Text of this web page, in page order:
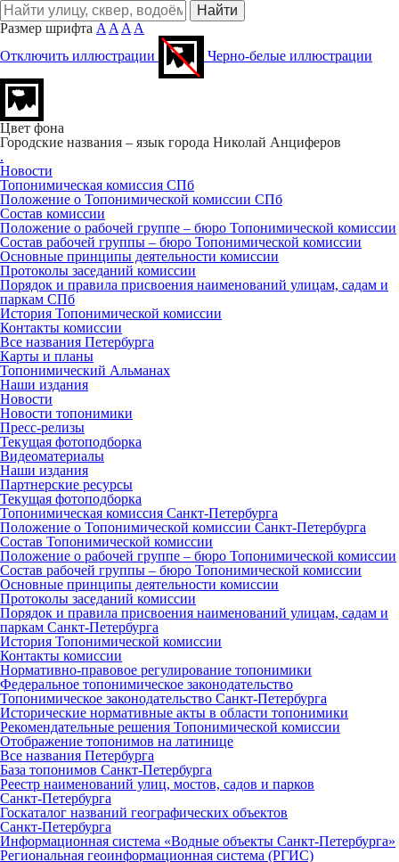
Размер шрифта A A A A
Отключить иллюстрации
Черно-белые иллюстрации
Цвет фона
Городские названия – язык города Николай Анциферов
.
Новости
Топонимическая комиссия СПб
Положение о Топонимической комиссии СПб
Состав комиссии
Положение о рабочей группе – бюро Топонимической комиссии
Состав рабочей группы – бюро Топонимической комиссии
Основные принципы деятельности комиссии
Протоколы заседаний комиссии
Порядок и правила присвоения наименований улицам, садам и
паркам СПб
История Топонимической комиссии
Контакты комиссии
Все названия Петербурга
Карты и планы
Топонимический Альманах
Наши издания
Новости
Новости топонимики
Пресс‑релизы
Текущая фотоподборка
Видеоматериалы
Наши издания
Партнерские ресурсы
Текущая фотоподборка
Топонимическая комиссия Санкт‑Петербурга
Положение о Топонимической комиссии Санкт‑Петербурга
Состав Топонимической комиссии
Положение о рабочей группе – бюро Топонимической комиссии
Состав рабочей группы – бюро Топонимической комиссии
Основные принципы деятельности комиссии
Протоколы заседаний комиссии
Порядок и правила присвоения наименований улицам, садам и
паркам Санкт‑Петербурга
История Топонимической комиссии
Контакты комиссии
Нормативно‑правовое регулирование топонимики
Федеральное топонимическое законодательство
Топонимическое законодательство Санкт‑Петербурга
Исторические нормативные акты в области топонимики
Рекомендательные решения Топонимической комиссии
Отображение топонимов на латинице
Все названия Петербурга
База топонимов Санкт‑Петербурга
Реестр наименований улиц, мостов, садов и парков
Санкт‑Петербурга
Госкаталог названий географических объектов
Санкт‑Петербурга
Информационная система «Водные объекты Санкт‑Петербурга»
Региональная геоинформационная система (РГИС)